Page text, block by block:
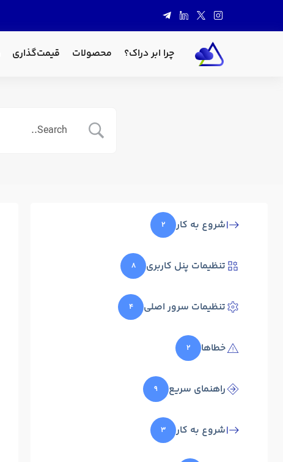
چرا ابر دراک؟ محصولات قیمت‌گذاری
شروع به کار ۲
تنظیمات پنل کاربری ۸
تنظیمات سرور اصلی ۴
خطاها ۲
راهنمای سریع ۹
شروع به کار ۳